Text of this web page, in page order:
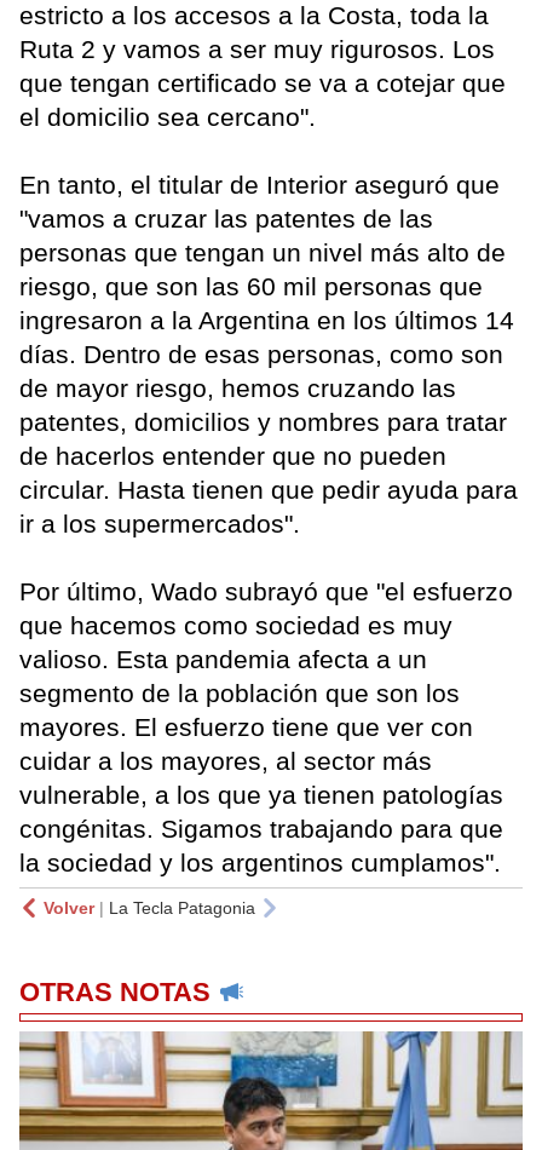
estricto a los accesos a la Costa, toda la
Ruta 2 y vamos a ser muy rigurosos. Los
que tengan certificado se va a cotejar que
el domicilio sea cercano".
En tanto, el titular de Interior aseguró que
"vamos a cruzar las patentes de las
personas que tengan un nivel más alto de
riesgo, que son las 60 mil personas que
ingresaron a la Argentina en los últimos 14
días. Dentro de esas personas, como son
de mayor riesgo, hemos cruzando las
patentes, domicilios y nombres para tratar
de hacerlos entender que no pueden
circular. Hasta tienen que pedir ayuda para
ir a los supermercados".
Por último, Wado subrayó que "el esfuerzo
que hacemos como sociedad es muy
valioso. Esta pandemia afecta a un
segmento de la población que son los
mayores. El esfuerzo tiene que ver con
cuidar a los mayores, al sector más
vulnerable, a los que ya tienen patologías
congénitas. Sigamos trabajando para que
la sociedad y los argentinos cumplamos".
Volver| La Tecla Patagonia
OTRAS NOTAS